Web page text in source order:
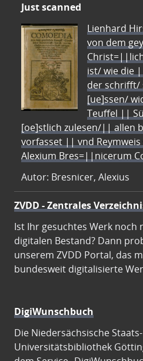
Just scanned
Lienhard
von dem
ist/ wie die
der
[ue]ssen/
Teuffel ||
[oe]stlich zulesen/|| allen
vorfasset || vnd
Alexium Bres=||nicerum
Autor: Bresnicer, Alexius
ZVDD - Zentrales
Ist Ihr gesuchtes Werk noch
digitalen Bestand? Dann
unserem ZVDD Portal, das
bundesweit digitalisierte
DigiWunschbuch
Die Niedersächsische
Universitätsbibliothek